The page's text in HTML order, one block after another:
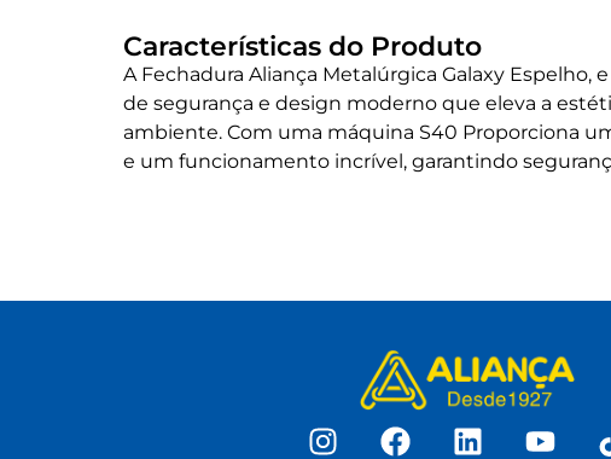
Características do Produto
A Fechadura Aliança Metalúrgica Galaxy Espelho,
de segurança e design moderno que eleva a
ambiente. Com uma máquina S40 Proporciona
e um funcionamento incrível, garantindo